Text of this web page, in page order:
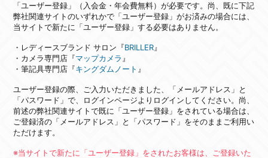
「ユーザー登録」（入会金・年会費無料）が必要です。尚、既に下記
弊社関連サイトのいずれかで「ユーザー登録」がお済みの場合には、
当サイトで新たに「ユーザー登録」する必要はありません。
・レディースブランド サロン『BRILLER』
・カメラ専門店『マップカメラ 』
・筆記具専門店『キングダムノート 』
ユーザー登録の際、ご入力いただきました、「メールアドレス」と
「パスワード」で、ログインページよりログインしてください。尚、
前述の弊社関連サイトで既に「ユーザー登録」をされている場合は、
ご登録済の「メールアドレス」と「パスワード」をそのままご利用い
ただけます。
※当サイトで新たに「ユーザー登録」をされたお客様は、ご登録いた